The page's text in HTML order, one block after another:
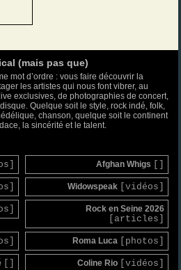
(mais pas que)
mot d’ordre : vous faire découvrir la
les artistes qui nous font vibrer, au
exclusives, de photographies de concert,
Quelque soit le style, rock indé, folk,
chanson, quelque soit le continent
la sincérité et le talent.
Afghan Whigs
Widowspeak [vidéos]
Rock en Seine 2026
[articles]
Roma Luca [photos]
Coline Rio [vidéos]